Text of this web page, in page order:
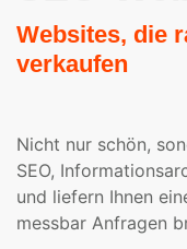
Websites, die
verkaufen
Nicht nur schön,
SEO,
und liefern Ihnen
messbar Anfragen